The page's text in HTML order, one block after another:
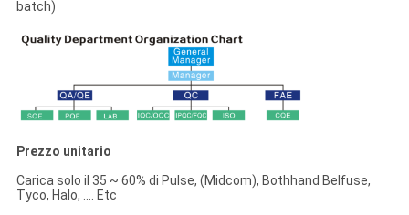
batch)
Prezzo unitario
Carica solo il 35 ~ 60% di Pulse, (Midcom), Bothhand Belfuse,
Tyco, Halo, .... Etc